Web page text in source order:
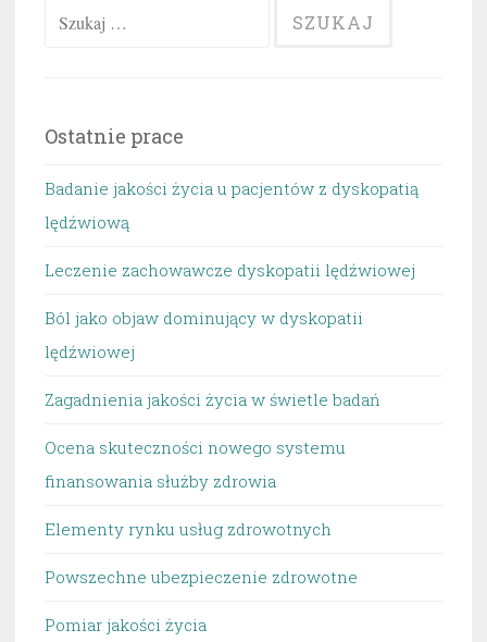
Szukaj:
Ostatnie prace
Badanie jakości życia u pacjentów z dyskopatią
lędźwiową
Leczenie zachowawcze dyskopatii lędźwiowej
Ból jako objaw dominujący w dyskopatii
lędźwiowej
Zagadnienia jakości życia w świetle badań
Ocena skuteczności nowego systemu
finansowania służby zdrowia
Elementy rynku usług zdrowotnych
Powszechne ubezpieczenie zdrowotne
Pomiar jakości życia